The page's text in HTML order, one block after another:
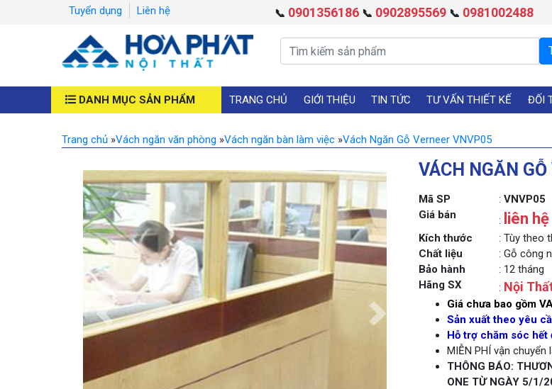
Tuyển dụng Liên hệ 📞 0901356186 📞 0902895569 📞 0981002488
DANH MỤC SẢN PHẨM TRANG CHỦ GIỚI THIỆU TIN TỨC TƯ VẤN THIẾT KẾ ĐỐI
Trang chủ »Vách ngăn văn phòng »Vách ngăn bàn làm việc »Vách Ngăn Gỗ Verneer VNVP05
Previous
VÁCH NGĂN
Mã SP :VNVP05
Giá bán
: liên hệ
Kích thước
: Tùy theo
Chất liệu
: Gỗ công
Bảo hành
: 12 tháng
Hãng SX
: Nội
Giá chưa bao gồm
Sản xuất theo yêu
Hỗ trợ chăm sóc hết
MIỄN PHÍ vận
THÔNG BÁO:
ONE TỪ NGÀY 5/1/